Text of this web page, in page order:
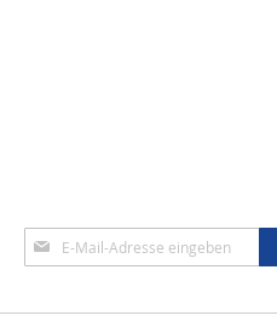
Anmeldung
zum